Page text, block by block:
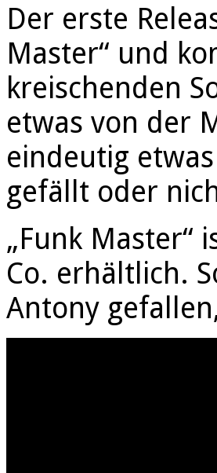
Der erste
Master“ und
kreischenden
etwas von der
eindeutig
gefällt oder
„Funk Master“
Co. erhältlich.
Antony